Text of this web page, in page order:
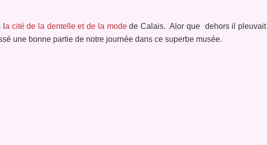
a cité de la dentelle et de la modede Calais. Alor que dehors il pleuvait
une bonne partie de notre journée dans ce superbe musée.